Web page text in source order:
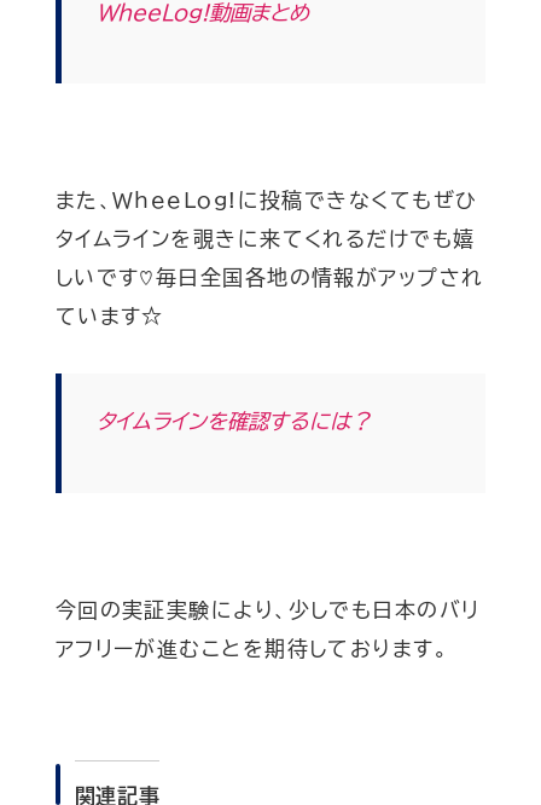
WheeLog!動画まとめ
また、WheeLog!に投稿できなくてもぜひ
タイムラインを覗きに来てくれるだけでも嬉
しいです♡毎日全国各地の情報がアップされ
ています☆
タイムラインを確認するには？
今回の実証実験により、少しでも日本のバリ
アフリーが進むことを期待しております。
関連記事